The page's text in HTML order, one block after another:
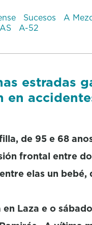
Sucesos
A
A-52
estradas
en
de 95 e 68
frontal entre
elas un bebé,
Laza e o